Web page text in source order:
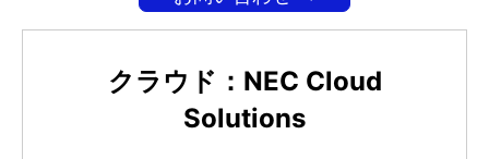
クラウド：NEC Cloud
Solutions